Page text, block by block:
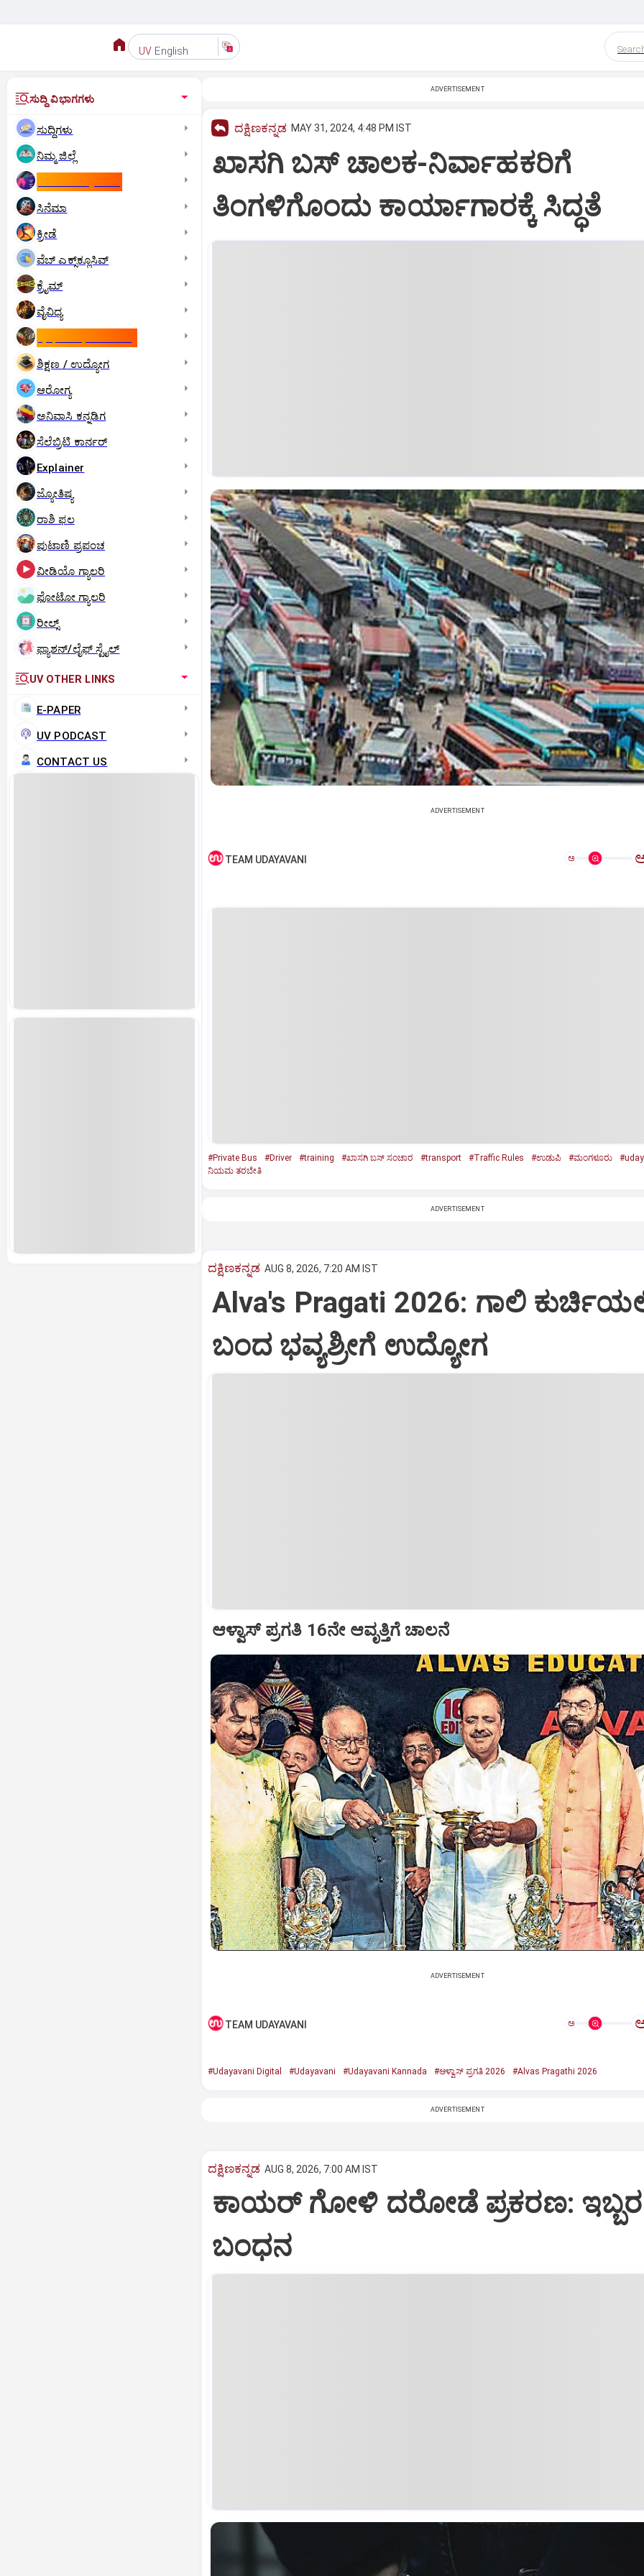
UV English
ಸುದ್ದಿ ವಿಭಾಗಗಳು
ಸುದ್ದಿಗಳು
ನಿಮ್ಮ ಜಿಲ್ಲೆ
ಸಿನೆಮಾ
ಕ್ರೀಡೆ
ವೆಬ್ ಎಕ್ಸ್‌ಕ್ಲೂಸಿವ್
ಕ್ರೈಮ್
ವೈವಿಧ್ಯ
ಶಿಕ್ಷಣ / ಉದ್ಯೋಗ
ಆರೋಗ್ಯ
ಅನಿವಾಸಿ ಕನ್ನಡಿಗ
ಸೆಲೆಬ್ರಿಟಿ ಕಾರ್ನರ್‌
Explainer
ಜ್ಯೋತಿಷ್ಯ
ರಾಶಿ ಫಲ
ಪುಟಾಣಿ ಪ್ರಪಂಚ
ವೀಡಿಯೊ ಗ್ಯಾಲರಿ
ಫೋಟೋ ಗ್ಯಾಲರಿ
ರೀಲ್ಸ್
ಫ್ಯಾಶನ್/ಲೈಫ್‌ ಸ್ಟೈಲ್
UV OTHER LINKS
E-PAPER
UV PODCAST
CONTACT US
ADVERTISEMENT
ದಕ್ಷಿಣಕನ್ನಡ MAY 31, 2024, 4:48 PM IST
ಖಾಸಗಿ ಬಸ್‌ ಚಾಲಕ-ನಿರ್ವಾಹಕರಿಗೆ
ತಿಂಗಳಿಗೊಂದು ಕಾರ್ಯಾಗಾರಕ್ಕೆ ಸಿದ್ಧತೆ
ADVERTISEMENT
TEAM UDAYAVANI ಅ
#Private Bus #Driver #training #ಖಾಸಗಿ ಬಸ್‌ ಸಂಚಾರ #transport #Traffic Rules #ಉಡುಪಿ #ಮಂಗಳೂರು
ನಿಯಮ ತರಬೇತಿ
ADVERTISEMENT
ದಕ್ಷಿಣಕನ್ನಡ AUG 8, 2026, 7:20 AM IST
Alva's Pragati 2026: ಗಾಲಿ
ಬಂದ ಭವ್ಯಶ್ರೀಗೆ ಉದ್ಯೋಗ
ಆಳ್ವಾಸ್‌ ಪ್ರಗತಿ 16ನೇ ಆವೃತ್ತಿಗೆ ಚಾಲನೆ
ADVERTISEMENT
TEAM UDAYAVANI ಅ
#Udayavani Digital #Udayavani #Udayavani Kannada #ಆಳ್ವಾಸ್‌ ಪ್ರಗತಿ 2026 #Alvas Pragathi 2026
ADVERTISEMENT
ದಕ್ಷಿಣಕನ್ನಡ AUG 8, 2026, 7:00 AM IST
ಕಾಯರ್ ಗೋಳಿ ದರೋಡೆ ಪ್ರಕರಣ: ಇಬ್ಬರ
ಬಂಧನ